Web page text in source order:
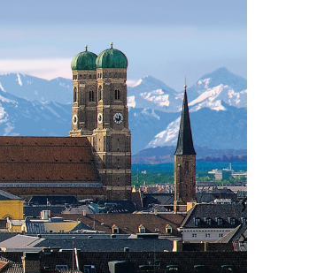
❯
❯